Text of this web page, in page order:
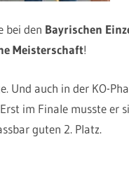
bei den Bayrischen
Meisterschaft!
Und auch in der KO-
im Finale musste er
guten 2. Platz.